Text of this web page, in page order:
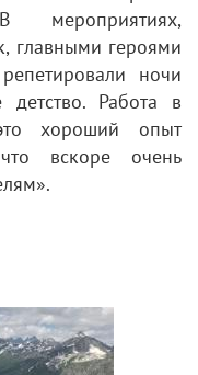
главными героями
ночи
Работа в
хороший опыт
вскоре очень